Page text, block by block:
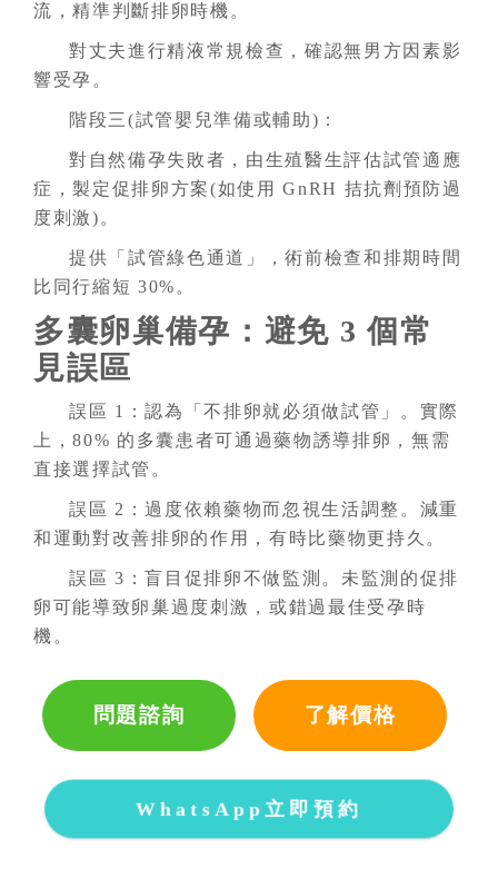
流，精準判斷排卵時機。
對丈夫進行精液常規檢查，確認無男方因素影
響受孕。
階段三(試管嬰兒準備或輔助)：
對自然備孕失敗者，由生殖醫生評估試管適應
症，製定促排卵方案(如使用 GnRH 拮抗劑預防過
度刺激)。
提供「試管綠色通道」，術前檢查和排期時間
比同行縮短 30%。
多囊卵巢備孕：避免 3 個常
見誤區
誤區 1：認為「不排卵就必須做試管」。實際
上，80% 的多囊患者可通過藥物誘導排卵，無需
直接選擇試管。
誤區 2：過度依賴藥物而忽視生活調整。減重
和運動對改善排卵的作用，有時比藥物更持久。
誤區 3：盲目促排卵不做監測。未監測的促排
卵可能導致卵巢過度刺激，或錯過最佳受孕時
機。
問題諮詢 了解價格
WhatsApp立即預約